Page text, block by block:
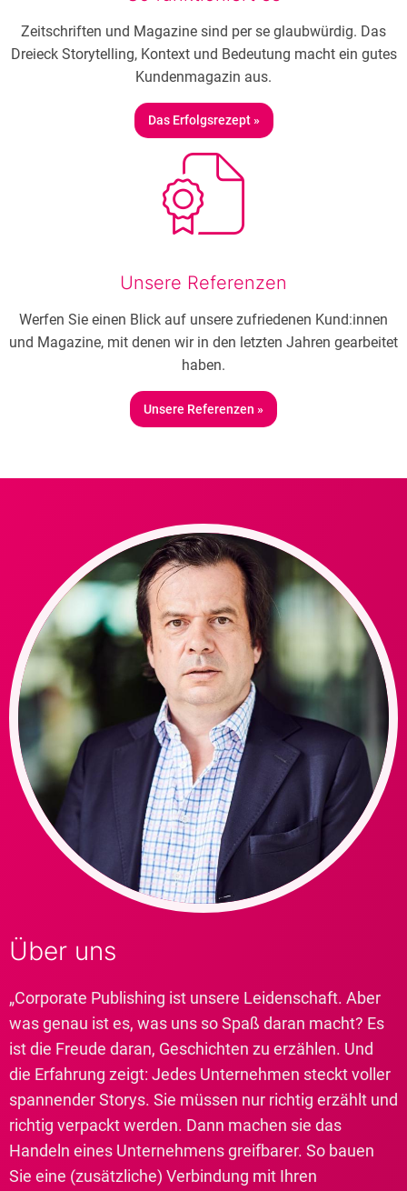
Zeitschriften und Magazine sind per se glaubwürdig. Das
Dreieck Storytelling, Kontext und Bedeutung macht ein gutes
Kundenmagazin aus.
Das Erfolgsrezept »
Unsere Referenzen
Werfen Sie einen Blick auf unsere zufriedenen Kund:innen
und Magazine, mit denen wir in den letzten Jahren gearbeitet
haben.
Unsere Referenzen »
Über uns
„Corporate Publishing ist unsere Leidenschaft. Aber
was genau ist es, was uns so Spaß daran macht? Es
ist die Freude daran, Geschichten zu erzählen. Und
die Erfahrung zeigt: Jedes Unternehmen steckt voller
spannender Storys. Sie müssen nur richtig erzählt und
richtig verpackt werden. Dann machen sie das
Handeln eines Unternehmens greifbarer. So bauen
Sie eine (zusätzliche) Verbindung mit Ihren